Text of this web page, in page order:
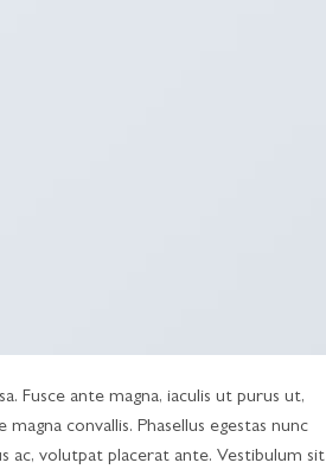
Fusce ante magna, iaculis ut purus ut,
convallis. Phasellus egestas nunc
ac, volutpat placerat ante. Vestibulum sit